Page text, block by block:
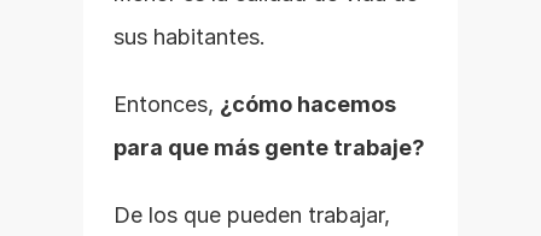
sus habitantes.
Entonces, ¿cómo hacemos
para que más gente trabaje?
De los que pueden trabajar,